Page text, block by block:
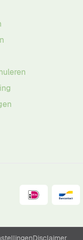
Disclaimer